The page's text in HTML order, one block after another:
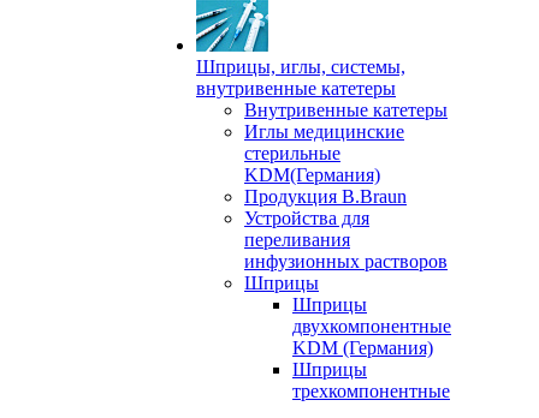
Шприцы, иглы, системы,
внутривенные катетеры
Внутривенные катетеры
Иглы медицинские
стерильные
KDM(Германия)
Продукция B.Braun
Устройства для
переливания
инфузионных растворов
Шприцы
Шприцы
двухкомпонентные
KDM (Германия)
Шприцы
трехкомпонентные